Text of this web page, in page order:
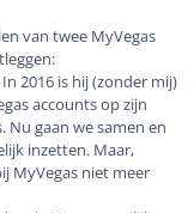
van twee MyVegas
2016 is hij (zonder mij)
accounts op zijn
Nu gaan we samen en
inzetten. Maar,
MyVegas niet meer